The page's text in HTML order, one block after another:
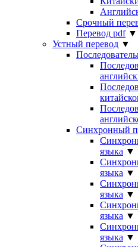
Срочный
Перевод pdf▼
Устный перевод ▼
Синхронный
языка ▼
языка ▼
языка ▼
языка ▼
языка ▼